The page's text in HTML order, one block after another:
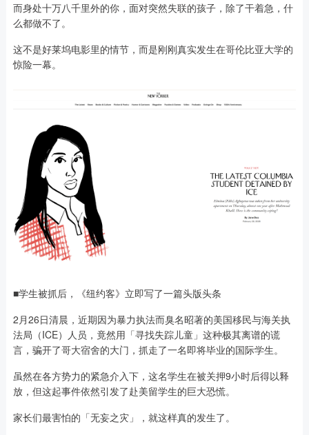
而身处十万八千里外的你，面对突然失联的孩子，除了干着急，什
么都做不了。
这不是好莱坞电影里的情节，而是刚刚真实发生在哥伦比亚大学的
惊险一幕。
■学生被抓后，《纽约客》立即写了一篇头版头条
2月26日清晨，近期因为暴力执法而臭名昭著的美国移民与海关执
法局（ICE）人员，竟然用「寻找失踪儿童」这种极其离谱的谎
言，骗开了哥大宿舍的大门，抓走了一名即将毕业的国际学生。
虽然在各方势力的紧急介入下，这名学生在被关押9小时后得以释
放，但这起事件依然引发了赴美留学生的巨大恐慌。
家长们最害怕的「无妄之灾」，就这样真的发生了。